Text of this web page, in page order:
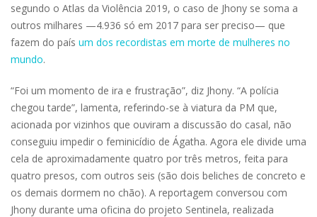
segundo o Atlas da Violência 2019, o caso de Jhony se soma a
outros milhares —4.936 só em 2017 para ser preciso— que
fazem do país um dos recordistas em morte de mulheres no
mundo.
“Foi um momento de ira e frustração”, diz Jhony. “A polícia
chegou tarde”, lamenta, referindo-se à viatura da PM que,
acionada por vizinhos que ouviram a discussão do casal, não
conseguiu impedir o feminicídio de Ágatha. Agora ele divide uma
cela de aproximadamente quatro por três metros, feita para
quatro presos, com outros seis (são dois beliches de concreto e
os demais dormem no chão). A reportagem conversou com
Jhony durante uma oficina do projeto Sentinela, realizada